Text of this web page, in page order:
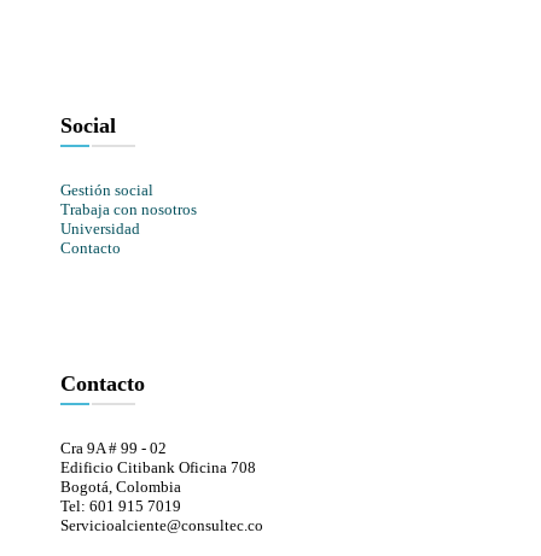
Social
Gestión social
Trabaja con nosotros
Universidad
Contacto
Contacto
Cra 9A # 99 - 02
Edificio Citibank Oficina 708
Bogotá, Colombia
Tel: 601 915 7019
Servicioalciente@consultec.co